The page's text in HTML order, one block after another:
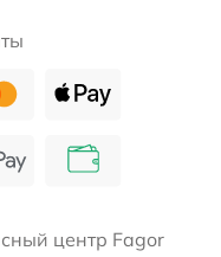
центр Fagor